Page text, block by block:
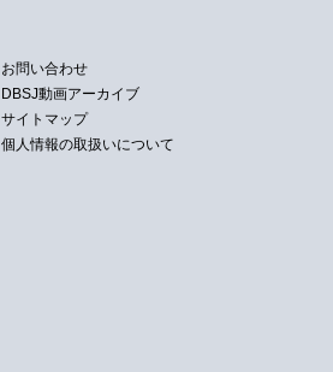
お問い合わせ
DBSJ動画アーカイブ
サイトマップ
個人情報の取扱いについて